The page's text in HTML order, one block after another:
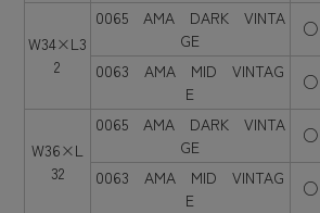
W34×L3
2
0065 AMA DARK VINTA
GE
○
0063 AMA MID VINTAG
E
○
W36×L
32
0065 AMA DARK VINTA
GE
○
0063 AMA MID VINTAG
E
○